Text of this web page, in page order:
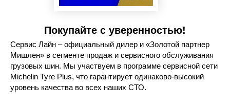
Покупайте с уверенностью!
Сервис Лайн – официальный дилер и «Золотой партнер
Мишлен» в сегменте продаж и сервисного обслуживания
грузовых шин. Мы участвуем в программе сервисной сети
Michelin Tyre Plus, что гарантирует одинаково-высокий
уровень качества во всех наших СТО.